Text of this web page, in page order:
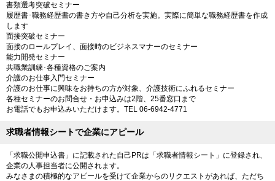
書類選考突破セミナー
履歴書･職務経歴書の書き方や自己分析を実施。実際に簡単な職務経歴書を作成
します
面接突破セミナー
面接のロールプレイ、面接時のビジネスマナーのセミナー
能力開発セミナー
共職業訓練･各種資格のご案内
介護のお仕事入門セミナー
介護のお仕事に興味をお持ちの方が対象、介護技術にふれるセミナー
各種セミナーのお問合せ・お申込みは2階、25番窓口まで
お電話でもお申込みいただけます。TEL 06-6942-4771
求職者情報シートで企業にアピール
「求職公開申込書」に記載された自己PRは「求職者情報シート」に登録され、
企業の人事担当者に公開されます。
みなさまの積極的なアピールを受けて企業からのリクエストがあれば、ただち